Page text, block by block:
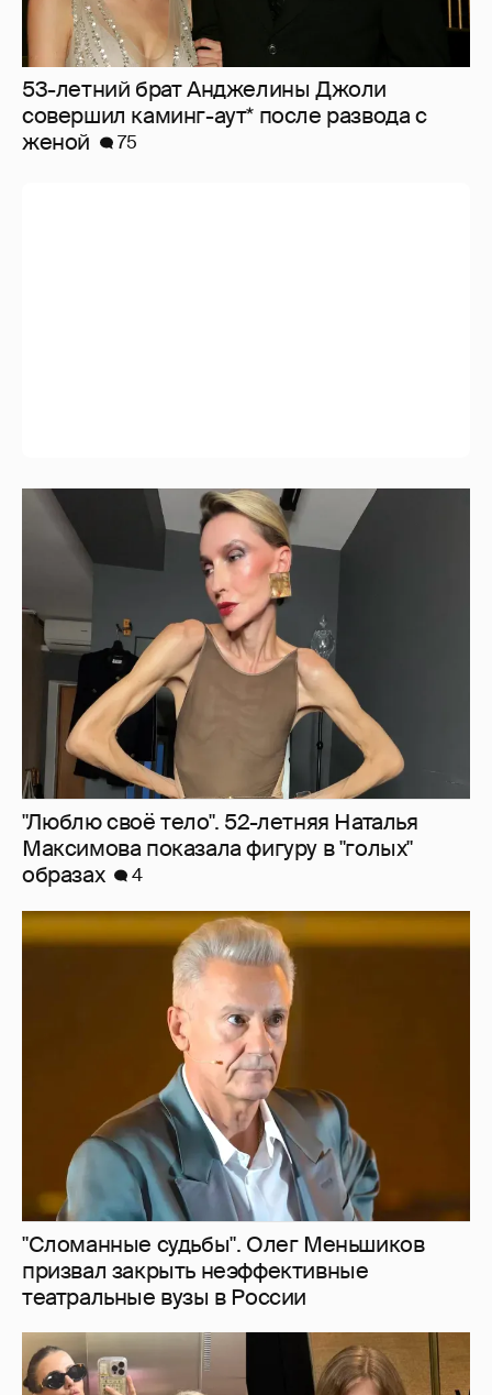
53-летний брат Анджелины Джоли
совершил каминг-аут* после развода с
женой
75
"Люблю своё тело". 52-летняя Наталья
Максимова показала фигуру в "голых"
образах
4
"Сломанные судьбы". Олег Меньшиков
призвал закрыть неэффективные
театральные вузы в России